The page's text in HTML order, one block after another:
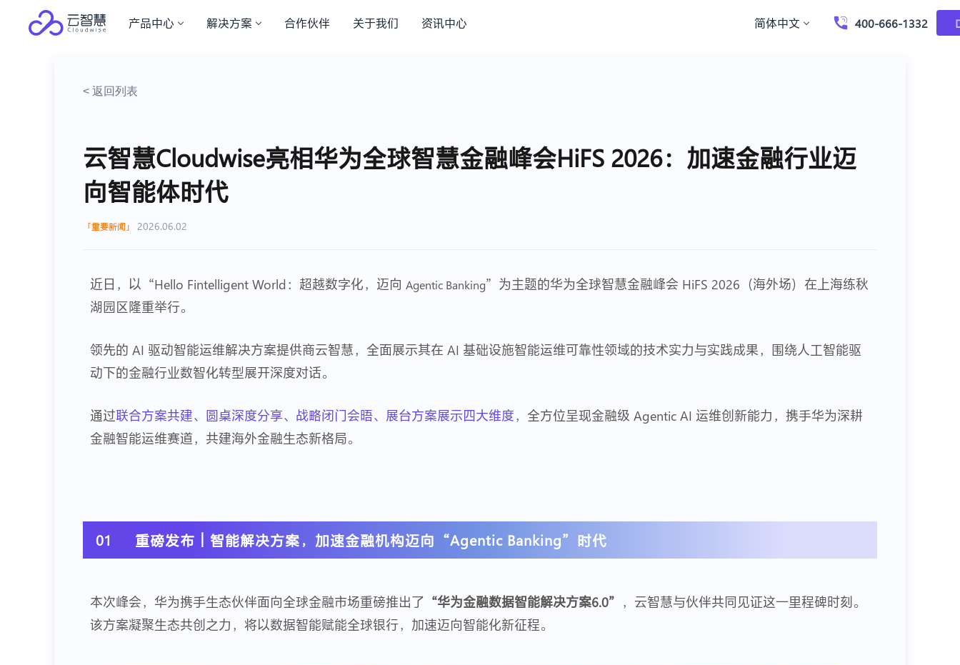
产品中心 解决方案 合作伙伴 关于我们 资讯中心 简体中文 400-666-1332
< 返回列表
云智慧Cloudwise亮相华为全球智慧金融峰会HiFS 2026：加速金融行业迈
向智能体时代
重要新闻 2026.06.02
近日，以“Hello Fintelligent World：超越数字化，迈向 Agentic Banking”为主题的华为全球智慧金融峰会 HiFS 2026（海外场）在上海练秋
湖园区隆重举行。
领先的 AI 驱动智能运维解决方案提供商云智慧，全面展示其在 AI 基础设施智能运维可靠性领域的技术实力与实践成果，围绕人工智能驱
动下的金融行业数智化转型展开深度对话。
通过联合方案共建、圆桌深度分享、战略闭门会晤、展台方案展示四大维度，全方位呈现金融级 Agentic AI 运维创新能力，携手华为深耕
金融智能运维赛道，共建海外金融生态新格局。
01 重磅发布｜智能解决方案，加速金融机构迈向“Agentic Banking”时代
本次峰会，华为携手生态伙伴面向全球金融市场重磅推出了 “华为金融数据智能解决方案6.0” ，云智慧与伙伴共同见证这一里程碑时刻。
该方案凝聚生态共创之力，将以数据智能赋能全球银行，加速迈向智能化新征程。